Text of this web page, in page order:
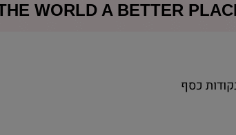
WORLD A BETTER
כסף